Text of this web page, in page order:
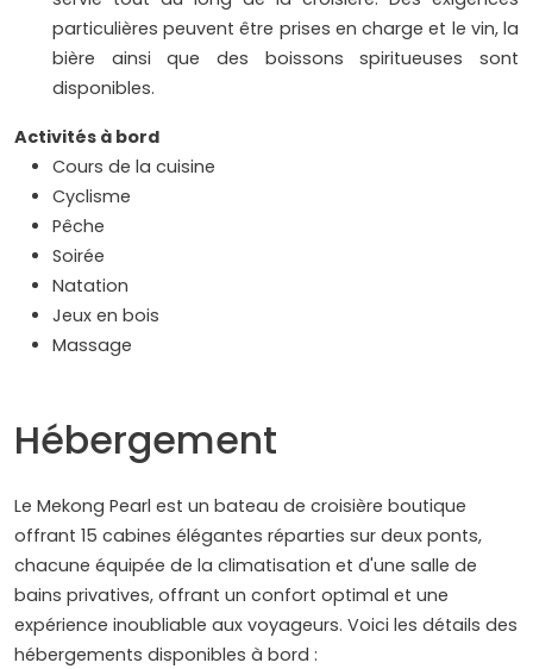
particulières peuvent être prises en charge et le vin, la
bière ainsi que des boissons spiritueuses sont
disponibles.
Activités à bord
Cours de la cuisine
Cyclisme
Pêche
Soirée
Natation
Jeux en bois
Massage
Hébergement
​Le Mekong Pearl est un bateau de croisière boutique
offrant 15 cabines élégantes réparties sur deux ponts,
chacune équipée de la climatisation et d'une salle de
bains privatives, offrant un confort optimal et une
expérience inoubliable aux voyageurs. Voici les détails des
hébergements disponibles à bord :​